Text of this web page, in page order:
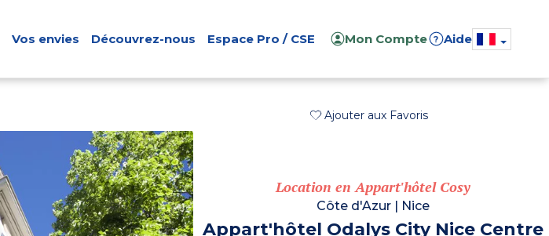
Vos envies Découvrez-nous Espace Pro / CSE Mon Compte ? Aide
Ajouter aux Favoris
Location en Appart'hôtel Cosy
Côte d'Azur Nice
Appart'hôtel Odalys City Nice Centre